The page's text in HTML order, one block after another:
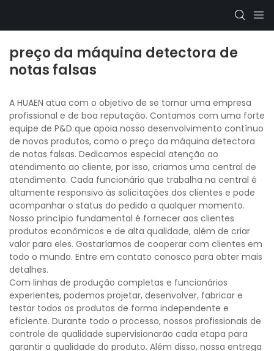
preço da máquina detectora de
notas falsas
A HUAEN atua com o objetivo de se tornar uma empresa
profissional e de boa reputação. Contamos com uma forte
equipe de P&D que apoia nosso desenvolvimento contínuo
de novos produtos, como o preço da máquina detectora
de notas falsas. Dedicamos especial atenção ao
atendimento ao cliente, por isso, criamos uma central de
atendimento. Cada funcionário que trabalha na central é
altamente responsivo às solicitações dos clientes e pode
acompanhar o status do pedido a qualquer momento.
Nosso princípio fundamental é fornecer aos clientes
produtos econômicos e de alta qualidade, além de criar
valor para eles. Gostaríamos de cooperar com clientes em
todo o mundo. Entre em contato conosco para obter mais
detalhes.
Com linhas de produção completas e funcionários
experientes, podemos projetar, desenvolver, fabricar e
testar todos os produtos de forma independente e
eficiente. Durante todo o processo, nossos profissionais de
controle de qualidade supervisionarão cada etapa para
garantir a qualidade do produto. Além disso, nossa entrega